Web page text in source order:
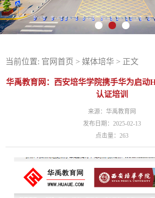
当前位置: 官网首页 > 媒体培华 > 正文
华禹教育网：西安培华学院携手华为启动
认证培训
来源：华禹教育网
发布日期：2025-02-13
点击量： 263